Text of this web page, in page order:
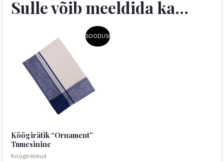
Sulle võib meeldida ka…
SOODUS!
Köögirätik “Ornament”
Tumesinine
Köögirätikud
oli:
3,00 €.
hind